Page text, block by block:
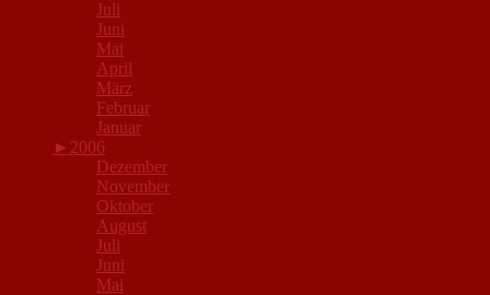
Juli
Juni
Mai
April
März
Februar
Januar
► 2006
Dezember
November
Oktober
August
Juli
Juni
Mai